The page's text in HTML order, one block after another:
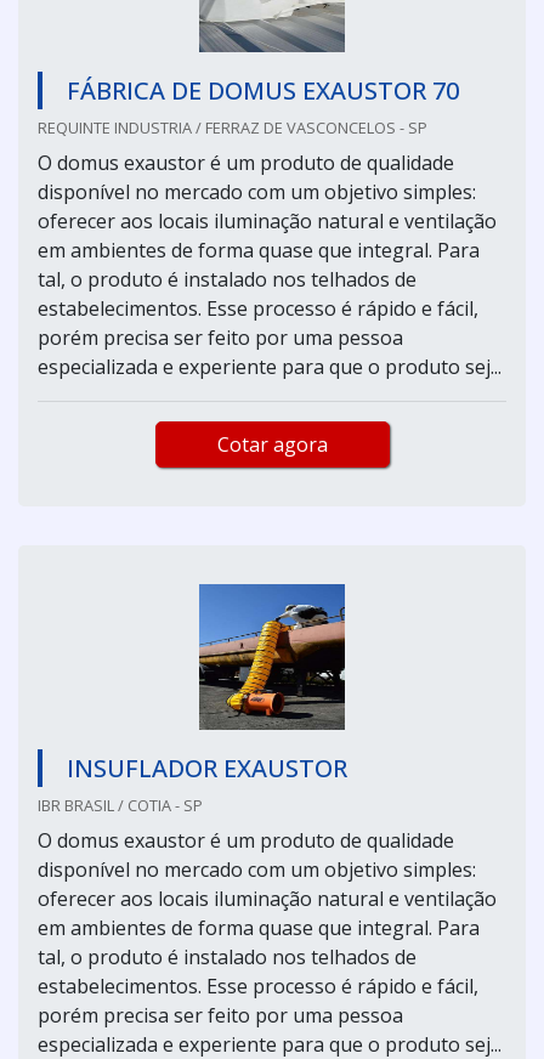
FÁBRICA DE DOMUS EXAUSTOR 70
REQUINTE INDUSTRIA / FERRAZ DE VASCONCELOS - SP
O domus exaustor é um produto de qualidade
disponível no mercado com um objetivo simples:
oferecer aos locais iluminação natural e ventilação
em ambientes de forma quase que integral. Para
tal, o produto é instalado nos telhados de
estabelecimentos. Esse processo é rápido e fácil,
porém precisa ser feito por uma pessoa
especializada e experiente para que o produto sej...
Cotar agora
INSUFLADOR EXAUSTOR
IBR BRASIL / COTIA - SP
O domus exaustor é um produto de qualidade
disponível no mercado com um objetivo simples:
oferecer aos locais iluminação natural e ventilação
em ambientes de forma quase que integral. Para
tal, o produto é instalado nos telhados de
estabelecimentos. Esse processo é rápido e fácil,
porém precisa ser feito por uma pessoa
especializada e experiente para que o produto sej...